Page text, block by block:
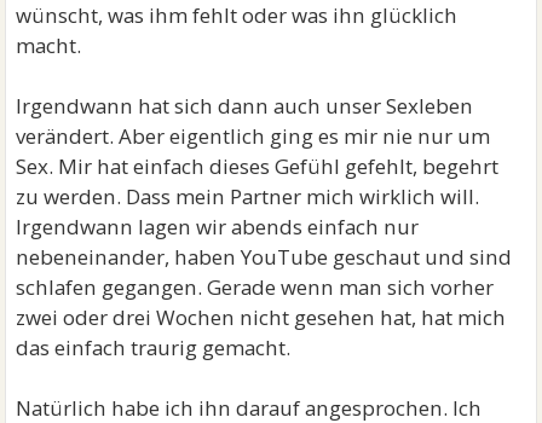
wünscht, was ihm fehlt oder was ihn glücklich
macht.
Irgendwann hat sich dann auch unser Sexleben
verändert. Aber eigentlich ging es mir nie nur um
Sex. Mir hat einfach dieses Gefühl gefehlt, begehrt
zu werden. Dass mein Partner mich wirklich will.
Irgendwann lagen wir abends einfach nur
nebeneinander, haben YouTube geschaut und sind
schlafen gegangen. Gerade wenn man sich vorher
zwei oder drei Wochen nicht gesehen hat, hat mich
das einfach traurig gemacht.
Natürlich habe ich ihn darauf angesprochen. Ich